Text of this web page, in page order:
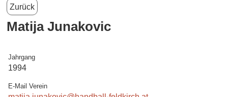
Zurück
Matija Junakovic
Jahrgang
1994
E-Mail Verein